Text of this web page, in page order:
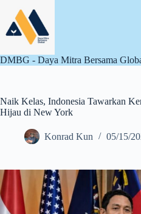
content
DMBG - Daya Mitra Bersama
Naik Kelas, Indonesia Tawarkan
Hijau di New York
Konrad Kun 05/15/